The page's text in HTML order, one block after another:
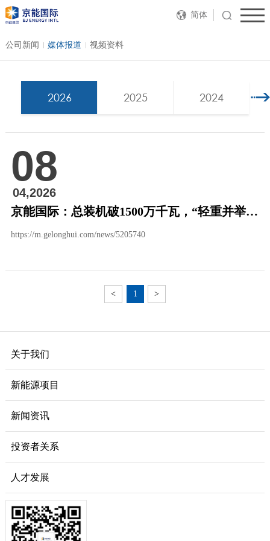
简体
公司新闻 媒体报道 视频资料
2026 2025 2024
08
04,2026
京能国际：总装机破1500万千瓦，“轻重并举”重塑清洁能源价值创造模式
https://m.gelonghui.com/news/5205740
< 1 >
关于我们
新能源项目
新闻资讯
投资者关系
人才发展